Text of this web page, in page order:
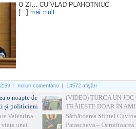
O ZI… CU VLAD PLAHOTNIUC
[...] mai mult
| niciun comentariu | 14572 afişări
o noapte de
și politicieni
Valentina
unei
(VIDEO) ȚURCA UN JOC
TRĂIEȘTE DOAR ÎN
Sărbătoarea Sfintei
Parascheva – Ocrotitoarea